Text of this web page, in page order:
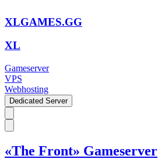
XLGAMES.GG
XL
Gameserver
VPS
Webhosting
Dedicated Server
«The Front» Gameserver